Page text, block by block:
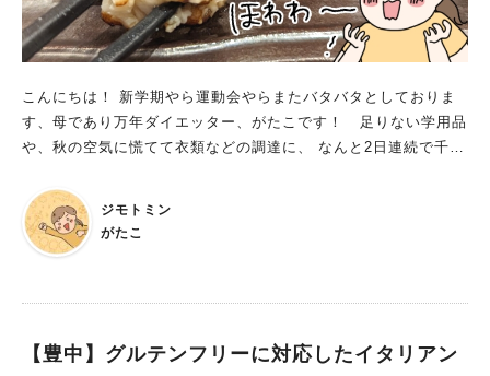
こんにちは！ 新学期やら運動会やらまたバタバタとしておりま
す、母であり万年ダイエッター、がたこです！ 足りない学用品
や、秋の空気に慌てて衣類などの調達に、 なんと2日連続で千里
った千里中央ですが、 近隣在住者にとってはなんだかんだ足り
ないものをササッと買って帰るのにやっぱり便利。 今回はそん
2日目。 おなかパンパンになるまでのガッツリではなくて、で
ジモトミン
がたこ
【豊中】グルテンフリーに対応したイタリアン